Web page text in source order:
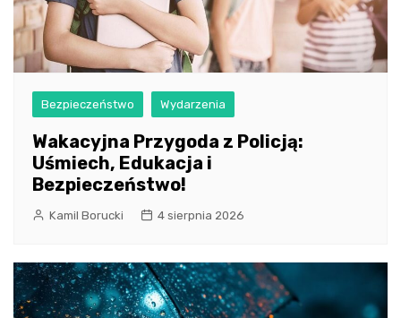
Bezpieczeństwo Wydarzenia
Wakacyjna Przygoda z Policją:
Uśmiech, Edukacja i
Bezpieczeństwo!
Kamil Borucki 4 sierpnia 2026